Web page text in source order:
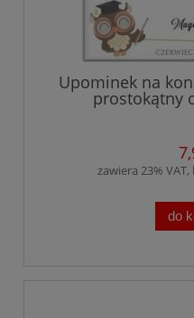
Upominek na
prostokątny
zawiera 23%
do